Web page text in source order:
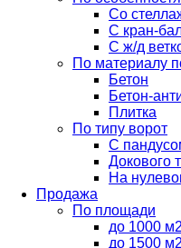
Со
С кран-
С ж/д
По материалу
Бетон
Бетон-
Плитка
По типу ворот
С
Докового
На
Продажа
По площади
до 1000 м2
до 1500 м2